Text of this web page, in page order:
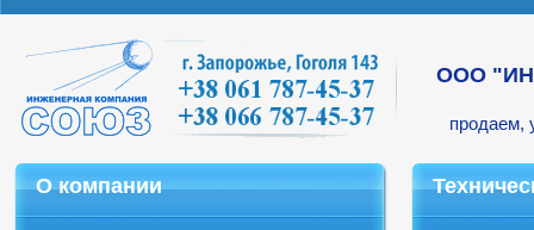
ООО
продаем,
О компании